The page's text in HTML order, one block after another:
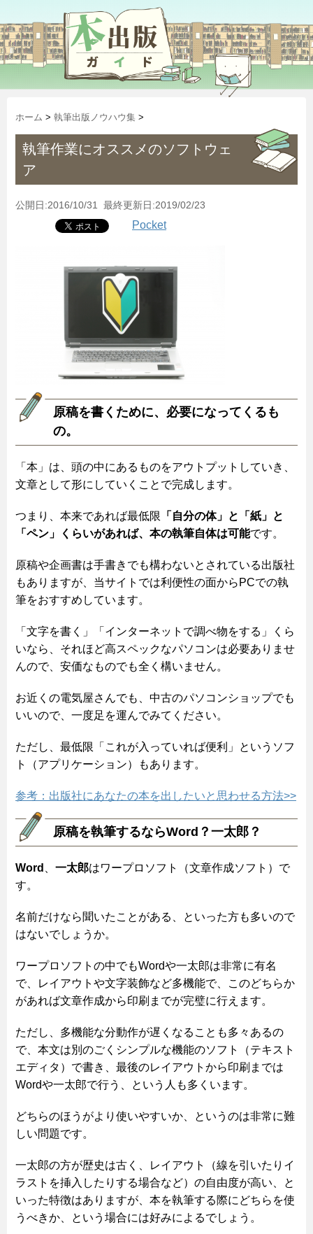
ホーム > 執筆出版ノウハウ集 >
執筆作業にオススメのソフトウェ
ア
公開日:2016/10/31 最終更新日:2019/02/23
Pocket
原稿を書くために、必要になってくるも
の。
「本」は、頭の中にあるものをアウトプットしていき、
文章として形にしていくことで完成します。
つまり、本来であれば最低限 「自分の体」と「紙」と
「ペン」くらいがあれば、本の執筆自体は可能です。
原稿や企画書は手書きでも構わないとされている出版社
もありますが、当サイトでは利便性の面からPCでの執
筆をおすすめしています。
「文字を書く」「インターネットで調べ物をする」くら
いなら、それほど高スペックなパソコンは必要ありませ
んので、安価なものでも全く構いません。
お近くの電気屋さんでも、中古のパソコンショップでも
いいので、一度足を運んでみてください。
ただし、最低限「これが入っていれば便利」というソフ
ト（アプリケーション）もあります。
参考：出版社にあなたの本を出したいと思わせる方法>>
原稿を執筆するならWord？一太郎？
Word 一太郎はワープロソフト（文章作成ソフト）で
す。
名前だけなら聞いたことがある、といった方も多いので
はないでしょうか。
ワープロソフトの中でもWordや一太郎は非常に有名
で、レイアウトや文字装飾など多機能で、このどちらか
があれば文章作成から印刷までが完璧に行えます。
ただし、多機能な分動作が遅くなることも多々あるの
で、本文は別のごくシンプルな機能のソフト（テキスト
エディタ）で書き、最後のレイアウトから印刷までは
Wordや一太郎で行う、という人も多くいます。
どちらのほうがより使いやすいか、というのは非常に難
しい問題です。
一太郎の方が歴史は古く、レイアウト（線を引いたりイ
ラストを挿入したりする場合など）の自由度が高い、と
いった特徴はありますが、本を執筆する際にどちらを使
うべきか、という場合には好みによるでしょう。